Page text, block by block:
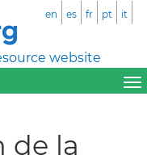
website
en es fr pt it
de la